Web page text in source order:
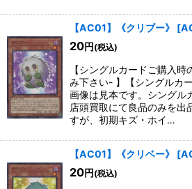
【AC01】《クリブー》 [
20円 (税込)
【シングルカードご購入
み下さい- 】【シングルカ
画像は見本です。シングル
店頭買取にて良品のみを出
すが、初期キズ・ホイ…
【AC01】《クリベー》 [
20円 (税込)